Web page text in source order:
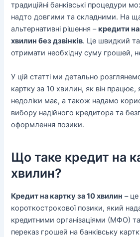
традиційні банківські процедури
надто довгими та складними. На
альтернативні рішення –кредити
хвилин без дзвінків. Це швидкий
отримати необхідну суму грошей,
У цій статті ми детально
картку за 10 хвилин, як він працює,
недоліки має, а також надамо
вибору надійного кредитора та
оформлення позики.
Що таке кредит на
хвилин?
Кредит на картку за 10 хвилин –
короткострокової позики, який
кредитними організаціями (МФО)
переказ грошей на банківську